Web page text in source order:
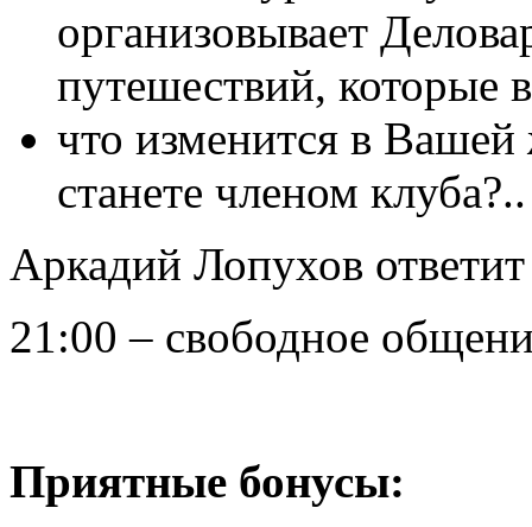
организовывает
путешествий, которые
что изменится в
станете членом клуба?..
Аркадий Лопухов
21:00 – свободное
Приятные бонусы: